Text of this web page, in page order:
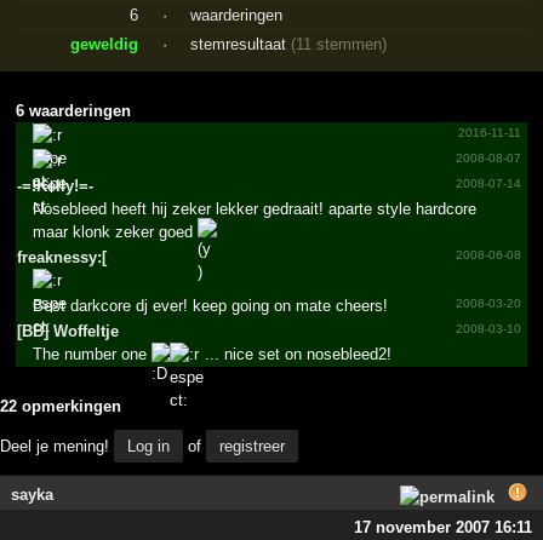
6
·
waarderingen
geweldig
· stemresultaat (11 stemmen)
6 waarderingen
2016-11-11
2008-08-07
-=!Kelly!=- 2008-07-14
Nosebleed heeft hij zeker lekker gedraait! aparte style hardcore
maar klonk zeker goed
freaknessy:[
2008-06-08
2008-03-20
Best darkcore dj ever! keep going on mate cheers!
[BB] Woffeltje
2008-03-10
The number one ... nice set on nosebleed2!
22 opmerkingen
Deel je mening! Log in of registreer
sayka
17 november 2007 16:11